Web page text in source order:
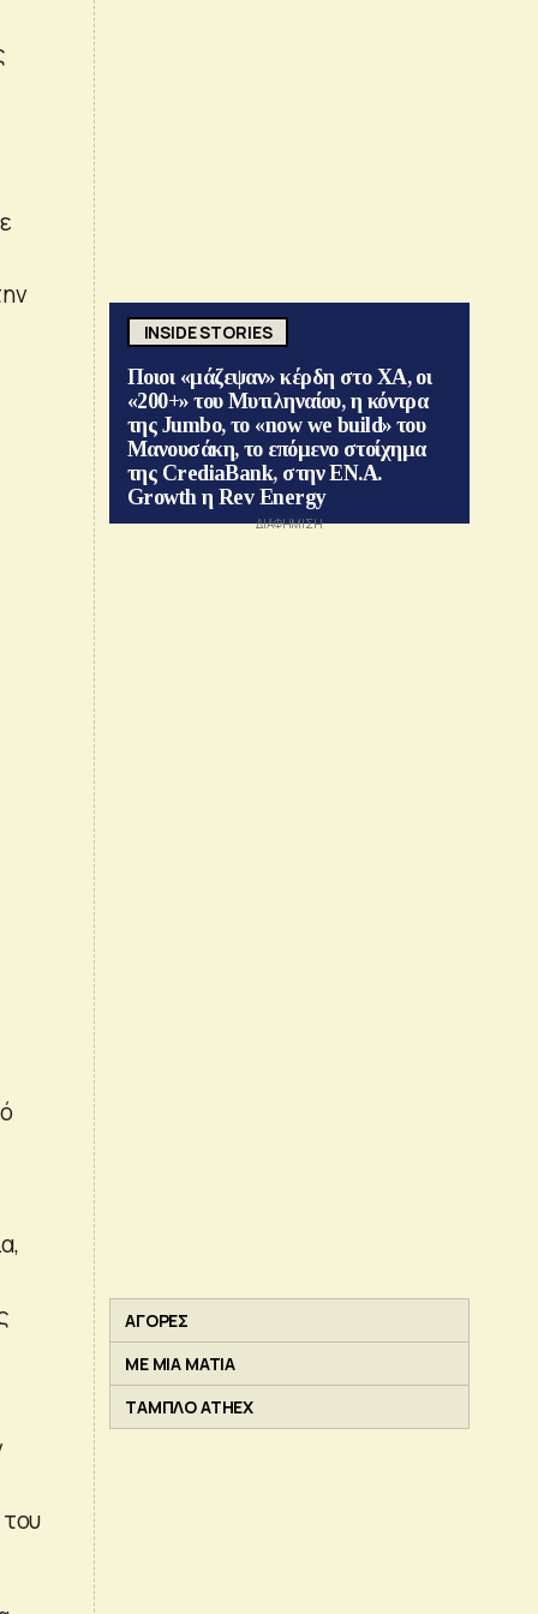
INSIDE STORIES
Ποιοι «μάζεψαν» κέρδη στο ΧΑ, οι
«200+» του Μυτιληναίου, η κόντρα
της Jumbo, το «now we build» του
Μανουσάκη, το επόμενο στοίχημα
της CrediaBank, στην ΕΝ.Α.
Growth η Rev Energy
ΑΓΟΡΕΣ
ΜΕ ΜΙΑ ΜΑΤΙΑ
ΤΑΜΠΛΟ ATHEX